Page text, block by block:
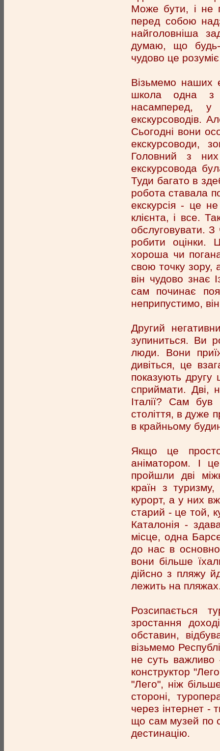
Може бути, і не
перед собою
найголовніша
думаю, що будь-
чудово це
Візьмемо наших
школа одна з
насамперед, у
екскурсоводів.
Сьогодні вони
екскурсоводи,
Головний з
екскурсовода
Туди багато в
робота ставала
екскурсія - це
клієнта, і все.
обслуговувати. З
робити оцінки.
хороша чи
свою точку зору,
він чудово знає
сам починає
неприпустимо,
Другий
зупиниться. Ви
люди. Вони
дивіться, це
показують другу
сприймати. Дві,
Італії? Сам
століття, в дуже
в крайньому
Якщо це
аніматором. І
пройшли дві
країн з
курорт, а у них
старий - це той,
Каталонія -
місце, одна
до нас в
вони більше
дійсно з пляжу
лежить на
Розсипається
зростання
обставин,
візьмемо
не суть важливо
конструктор
"Лего", ніж
стороні,
через інтернет -
що сам музей по
дестинацію.